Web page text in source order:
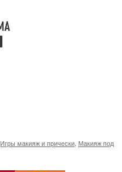
Игры макияж и прически Макияж под